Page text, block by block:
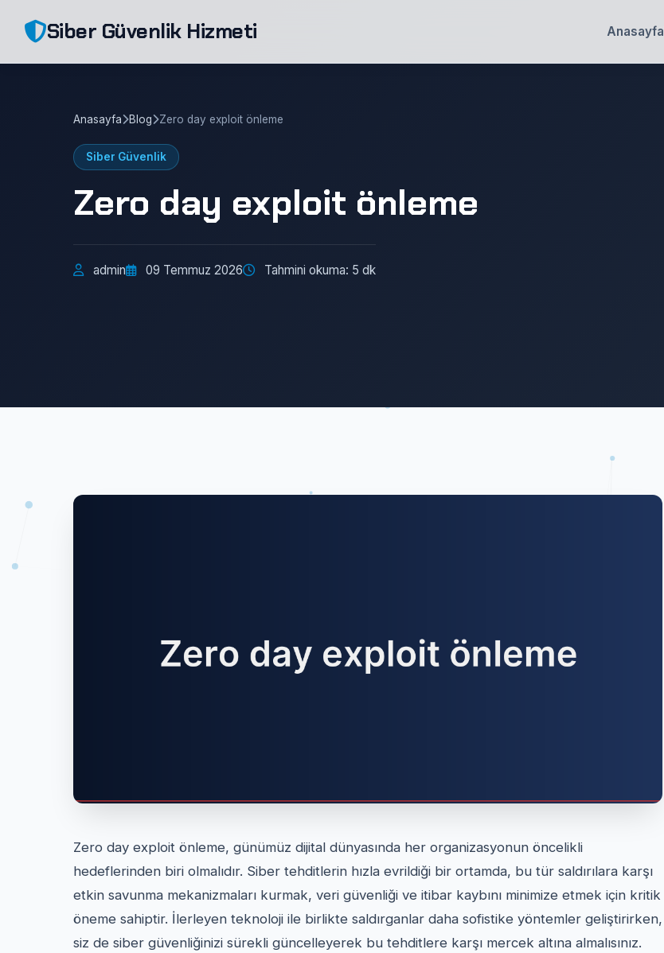
Siber Güvenlik Hizmeti Anasayfa
Anasayfa Blog Zero day exploit önleme
Siber Güvenlik
Zero day exploit önleme
admin 09 Temmuz 2026 Tahmini okuma: 5 dk
Zero day exploit önleme, günümüz dijital dünyasında her organizasyonun öncelikli
hedeflerinden biri olmalıdır. Siber tehditlerin hızla evrildiği bir ortamda, bu tür saldırılara karşı
etkin savunma mekanizmaları kurmak, veri güvenliği ve itibar kaybını minimize etmek için kritik
öneme sahiptir. İlerleyen teknoloji ile birlikte saldırganlar daha sofistike yöntemler geliştirirken,
siz de siber güvenliğinizi sürekli güncelleyerek bu tehditlere karşı mercek altına almalısınız.